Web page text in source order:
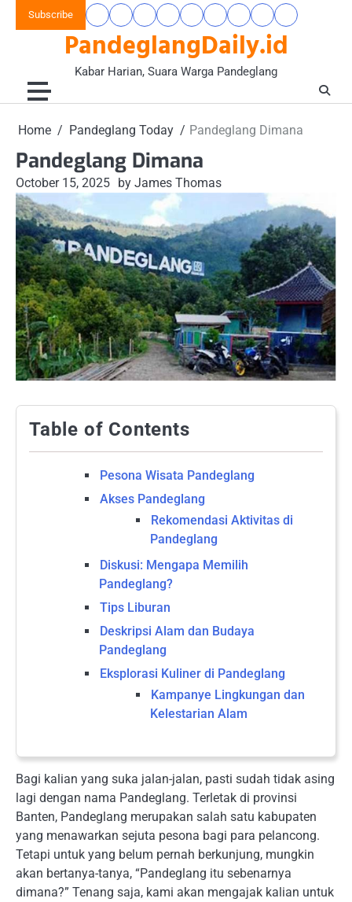
Subscribe
PandeglangDaily.id
Kabar Harian, Suara Warga Pandeglang
BerandaBanten
Raya
Gaya
Hidup
&
Komunitas
Hukum
Kriminal
Nasional
Opini
Wacana
Pandeglang
Today
Pendidikan
&
Kesehatan
Wisata
&
Home Pandeglang Today Pandeglang Dimana
Pandeglang Dimana
October 15, 2025 by James Thomas
Table of Contents
Pesona Wisata Pandeglang
Akses Pandeglang
Rekomendasi Aktivitas di
Pandeglang
Diskusi: Mengapa Memilih
Pandeglang?
Tips Liburan
Deskripsi Alam dan Budaya
Pandeglang
Eksplorasi Kuliner di Pandeglang
Kampanye Lingkungan dan
Kelestarian Alam
Bagi kalian yang suka jalan-jalan, pasti sudah tidak asing
lagi dengan nama Pandeglang. Terletak di provinsi
Banten, Pandeglang merupakan salah satu kabupaten
yang menawarkan sejuta pesona bagi para pelancong.
Tetapi untuk yang belum pernah berkunjung, mungkin
akan bertanya-tanya, “Pandeglang itu sebenarnya
dimana?” Tenang saja, kami akan mengajak kalian untuk